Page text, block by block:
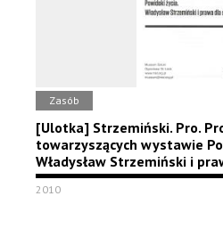
Zasób
[Ulotka] Strzemiński. Pro.
towarzyszących wystawie
Władysław Strzemiński i
2010